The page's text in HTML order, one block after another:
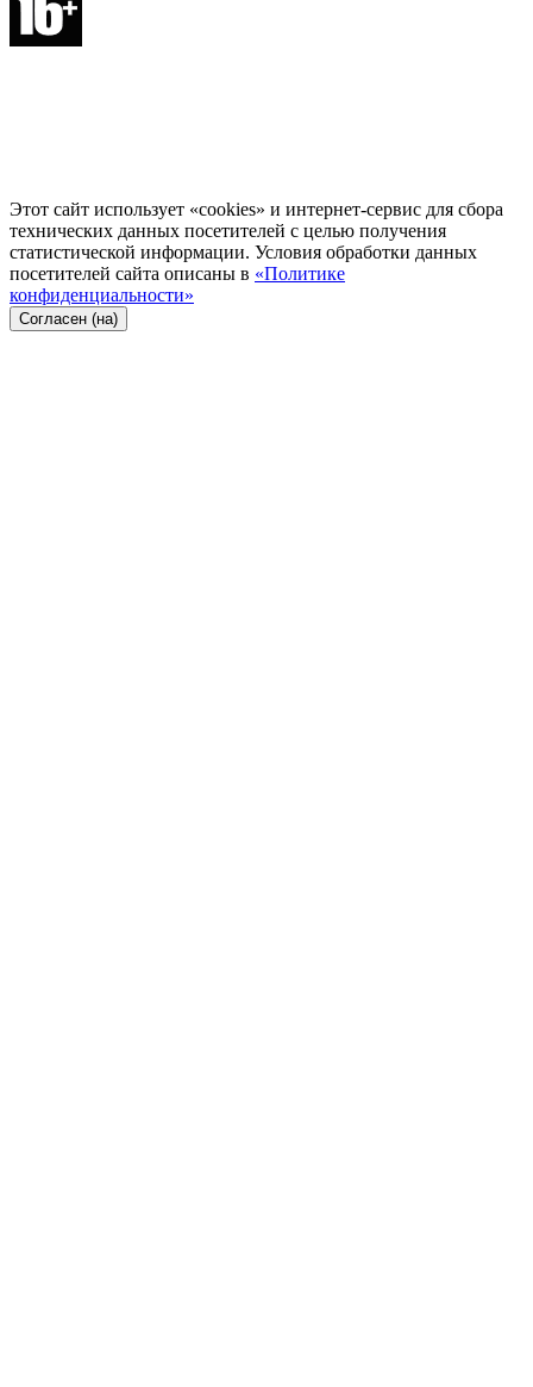
Этот сайт использует «cookies» и интернет-сервис для сбора
технических данных посетителей с целью получения
статистической информации. Условия обработки данных
посетителей сайта описаны в «Политике
конфиденциальности»
Согласен (на)